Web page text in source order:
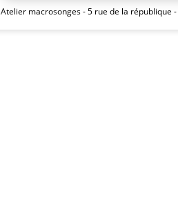
Atelier macrosonges - 5 rue de la république